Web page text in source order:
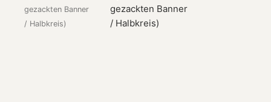
gezackten Banner
/ Halbkreis)